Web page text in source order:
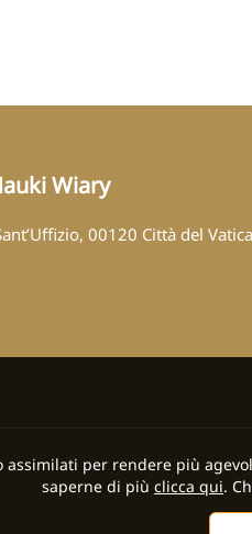
Wiary
00120 Città del
per rendere più
saperne di più clicca qui.